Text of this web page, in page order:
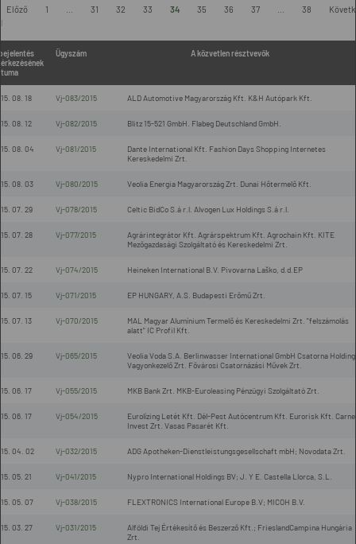
Előző 1 31 32 33 34 35 36 37 38
Ügyszám A közvetlen résztvevők
08. 18 Vj-083/2015 ALD Automotive Magyarország Kft. K&H Autópark Kft.
08. 12 Vj-082/2015 Blitz 15-521 GmbH. Flabeg Deutschland GmbH.
08. 04 Vj-081/2015
Dante International Kft. Fashion Days Shopping Internetes
Kereskedelmi Zrt.
08. 03 Vj-080/2015 Veolia Energia Magyarország Zrt. Dunai Hőtermelő Kft.
07. 29 Vj-078/2015 Celtic BidCo S.á r.l. Alvogen Lux Holdings S.á r.l.
07. 28 Vj-077/2015
Agrárintegrátor Kft. Agrárspektrum Kft. Agrochain Kft. KITE
Mezőgazdasági Szolgáltató és Kereskedelmi Zrt.
07. 22 Vj-074/2015 Heineken International B.V. Pivovarna Laško, d.d.EP
07. 15 Vj-071/2015 EP HUNGARY, A.S. Budapesti Erőmű Zrt.
07. 13 Vj-070/2015
MAL Magyar Alumínium Termelő és Kereskedelmi Zrt. "felszámolás
alatt" IC Profil Kft.
06. 29 Vj-065/2015
Veolia Voda S.A. Berlinwasser International GmbH Csatorna Holding
Vagyonkezelő Zrt. Fővárosi Csatornázási Művek Zrt.
06. 17 Vj-055/2015 MKB Bank Zrt. MKB-Euroleasing Pénzügyi Szolgáltató Zrt.
06. 17 Vj-054/2015
Eurolízing Letét Kft. Dél-Pest Autócentrum Kft. Eurorisk Kft.
Invest Zrt. Vasas Pasarét Kft.
04. 02 Vj-032/2015 ADG Apotheken-Dienstleistungsgesellschaft mbH; Novodata Zrt.
05. 21 Vj-041/2015 Nypro International Holdings BV; J. Y E. Castella Llorca, S.L.
05. 07 Vj-038/2015 FLEXTRONICS International Europe B.V; MICOH B.V.
03. 27 Vj-031/2015
Alföldi Tej Értékesítő és Beszerző Kft.; FrieslandCampina Hungária
Zrt.